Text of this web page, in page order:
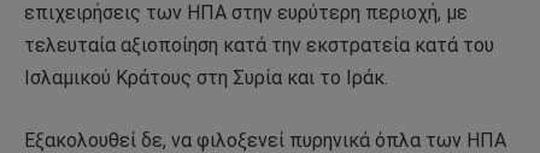
επιχειρήσεις των ΗΠΑ στην ευρύτερη περιοχή, με
τελευταία αξιοποίηση κατά την εκστρατεία κατά του
Ισλαμικού Κράτους στη Συρία και το Ιράκ.
Εξακολουθεί δε, να φιλοξενεί πυρηνικά όπλα των ΗΠΑ